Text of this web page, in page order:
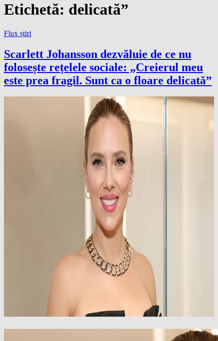
Etichetă: delicată”
Flux știri
Scarlett Johansson dezvăluie de ce nu
folosește rețelele sociale: „Creierul meu
este prea fragil. Sunt ca o floare delicată”